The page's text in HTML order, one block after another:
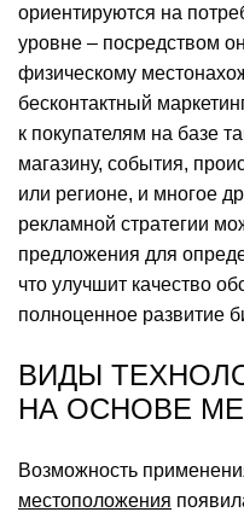
ориентируются на
уровне – посредством
физическому
бесконтактный
к покупателям на базе
магазину, события,
или регионе, и многое
рекламной стратегии
предложения для
что улучшит качество
полноценное развитие
ВИДЫ
НА ОСНОВЕ
Возможность
местоположения